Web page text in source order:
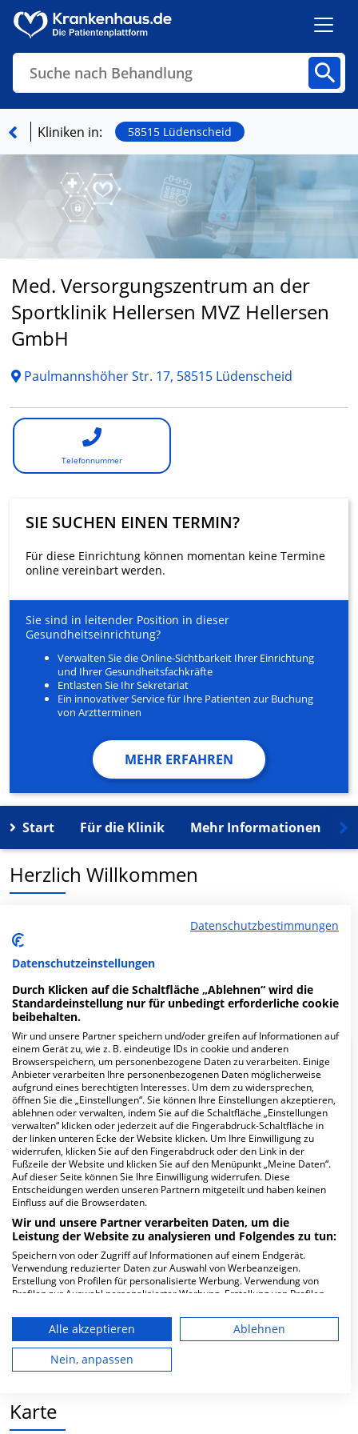
Suche nach Behandlung
Finden
Kliniken in: 58515 Lüdenscheid
Med. Versorgungszentrum an der
Sportklinik Hellersen MVZ Hellersen
GmbH
Paulmannshöher Str. 17, 58515 Lüdenscheid
Telefonnummer
SIE SUCHEN EINEN TERMIN?
Für diese Einrichtung können momentan keine Termine
online vereinbart werden.
Sie sind in leitender Position in dieser
Gesundheitseinrichtung?
Verwalten Sie die Online-Sichtbarkeit Ihrer Einrichtung
und Ihrer Gesundheitsfachkräfte
Entlasten Sie Ihr Sekretariat
Ein innovativer Service für Ihre Patienten zur Buchung
von Arztterminen
MEHR ERFAHREN
Start Für die Klinik Mehr Informationen
Herzlich Willkommen
Med. Versorgungszentrum an der Sportklinik Hellersen
MVZ Hellersen GmbH in der Paulmannshöher Str. 17 ist
Mehr Informationen
FAQ
Hier ﬁnden Sie häuﬁg gestellte Fragen zu dieser Klinik.
Wie lautet die Adresse von Med.
Versorgungszentrum an der Sportklinik
Hellersen MVZ Hellersen GmbH?
Paulmannshöher Str. 17
58515 Lüdenscheid
Wie ist die Telefonnummer von Med.
Versorgungszentrum an der Sportklinik
Hellersen MVZ Hellersen GmbH?
Karte
Datenschutzbestimmungen
Datenschutzeinstellungen
Durch Klicken auf die Schaltfläche „Ablehnen“ wird die
Standardeinstellung nur für unbedingt erforderliche cookie
beibehalten.
Wir und unsere Partner speichern und/oder greifen auf Informationen auf
einem Gerät zu, wie z. B. eindeutige IDs in cookie und anderen
Browserspeichern, um personenbezogene Daten zu verarbeiten. Einige
Anbieter verarbeiten Ihre personenbezogenen Daten möglicherweise
aufgrund eines berechtigten Interesses. Um dem zu widersprechen,
öffnen Sie die „Einstellungen“. Sie können Ihre Einstellungen akzeptieren,
ablehnen oder verwalten, indem Sie auf die Schaltfläche „Einstellungen
verwalten“ klicken oder jederzeit auf die Fingerabdruck-Schaltfläche in
der linken unteren Ecke der Website klicken. Um Ihre Einwilligung zu
widerrufen, klicken Sie auf den Fingerabdruck oder den Link in der
Fußzeile der Website und klicken Sie auf den Menüpunkt „Meine Daten“.
Auf dieser Seite können Sie Ihre Einwilligung widerrufen. Diese
Entscheidungen werden unseren Partnern mitgeteilt und haben keinen
Einfluss auf die Browserdaten.
Wir und unsere Partner verarbeiten Daten, um die
Leistung der Website zu analysieren und Folgendes zu tun:
Speichern von oder Zugriff auf Informationen auf einem Endgerät.
Verwendung reduzierter Daten zur Auswahl von Werbeanzeigen.
Erstellung von Profilen für personalisierte Werbung. Verwendung von
Profilen zur Auswahl personalisierter Werbung. Erstellung von Profilen
personalisierter Inhalte. Messung der Werbeleistung. Messung der
Performance von Inhalten. Analyse von Zielgruppen durch Statistiken
oder Kombinationen von Daten aus verschiedenen Quellen. Entwicklung
und Verbesserung der Angebote. Verwendung reduzierter Daten zur
Auswahl von Inhalten.
Ihre Einwilligung und die cookie Richtlinie gelten ausschließlich für diese
Website/App.
Alle akzeptieren
Ablehnen
Nein, anpassen